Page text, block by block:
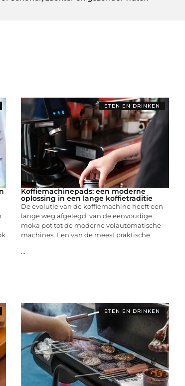
ETEN EN DRINKEN
Koffiemachinepads: een moderne
oplossing in een lange koffietraditie
De evolutie van de koffiemachine heeft een
lange weg afgelegd, van de eenvoudige
moka pot tot de moderne volautomatische
machines. Een van de meest praktische
...
ETEN EN DRINKEN